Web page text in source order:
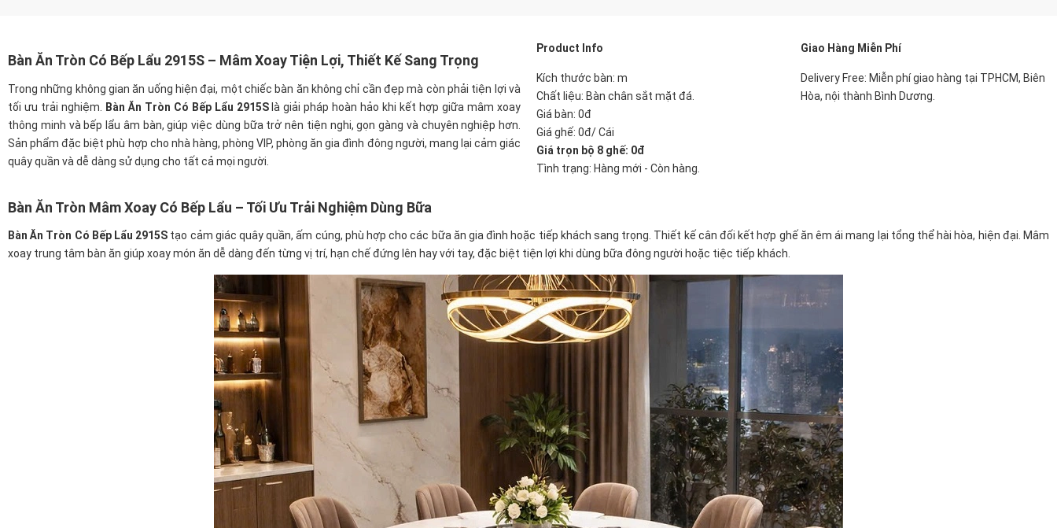
Bàn Ăn Tròn Có Bếp Lẩu 2915S – Mâm Xoay Tiện Lợi, Thiết Kế Sang Trọng
Trong những không gian ăn uống hiện đại, một chiếc bàn ăn không chỉ cần đẹp mà còn phải tiện lợi và
tối ưu trải nghiệm.
Bàn Ăn Tròn Có Bếp Lẩu 2915Slà giải pháp hoàn hảo khi kết hợp giữa mâm xoay
thông minh và bếp lẩu âm bàn, giúp việc dùng bữa trở nên tiện nghi, gọn gàng và chuyên nghiệp hơn.
Sản phẩm đặc biệt phù hợp cho nhà hàng, phòng VIP, phòng ăn gia đình đông người, mang lại cảm giác
quây quần và dễ dàng sử dụng cho tất cả mọi người.
Product Info
Kích thước bàn: m
Chất liệu: Bàn chân sắt mặt đá.
Giá bàn: 0đ
Giá ghế: 0đ/ Cái
Giá trọn bộ 8 ghế: 0đ
Tình trạng: Hàng mới - Còn hàng.
Giao Hàng Miễn Phí
Delivery Free: Miễn phí giao hàng tại TPHCM, Biên
Hòa, nội thành Bình Dương.
Bàn Ăn Tròn Mâm Xoay Có Bếp Lẩu – Tối Ưu Trải Nghiệm Dùng Bữa
Bàn Ăn Tròn Có Bếp Lẩu 2915S tạo cảm giác quây quần, ấm cúng, phù hợp cho các bữa ăn gia đình hoặc tiếp khách sang trọng. Thiết kế cân đối kết hợp ghế ăn êm ái mang lại tổng thể hài hòa, hiện đại. Mâm
xoay trung tâm bàn ăn giúp xoay món ăn dễ dàng đến từng vị trí, hạn chế đứng lên hay với tay, đặc biệt tiện lợi khi dùng bữa đông người hoặc tiệc tiếp khách.